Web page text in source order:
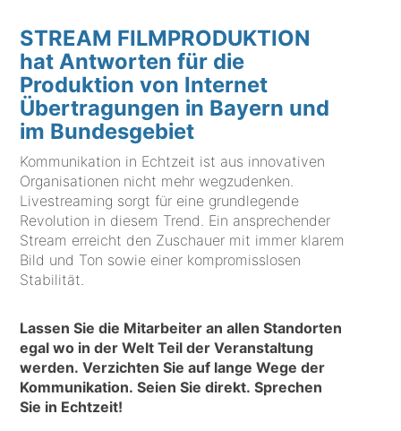
STREAM FILMPRODUKTION
hat Antworten für die
Produktion von Internet
Übertragungen in Bayern und
im Bundesgebiet
Kommunikation in Echtzeit ist aus innovativen
Organisationen nicht mehr wegzudenken.
Livestreaming sorgt für eine grundlegende
Revolution in diesem Trend. Ein ansprechender
Stream erreicht den Zuschauer mit immer klarem
Bild und Ton sowie einer kompromisslosen
Stabilität.
Lassen Sie die Mitarbeiter an allen Standorten
egal wo in der Welt Teil der Veranstaltung
werden. Verzichten Sie auf lange Wege der
Kommunikation. Seien Sie direkt. Sprechen
Sie in Echtzeit!